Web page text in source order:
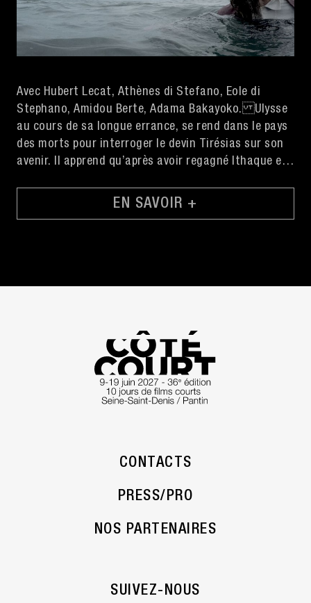
Avec Hubert Lecat, Athènes di Stefano, Eole di
Stephano, Amidou Berte, Adama Bakayoko. Ulysse
au cours de sa longue errance, se rend dans le pays
des morts pour interroger le devin Tirésias sur son
avenir. Il apprend qu’après avoir regagné Ithaque et
bonne rame vers des pays où n’existe pas la mer. Il
Rudolf di Stefano vivent et travaillent à Montreuil
de réalisation cinématographique, qu’ils
développent et animent pendant plusieurs années.
Dans ce cadre, ils coréalisent collectivement une
vingtaine de films courts, moyens et longs. Depuis
2009 ils continuent ensemble le travail
cette nouvelle étape. Entre 2010 et 2016, ils
résulte d’une rencontre improbable entre l’écriture
Prigent et de Tarkos.
EN SAVOIR +
CONTACTS
PRESS/PRO
NOS PARTENAIRES
SUIVEZ-NOUS